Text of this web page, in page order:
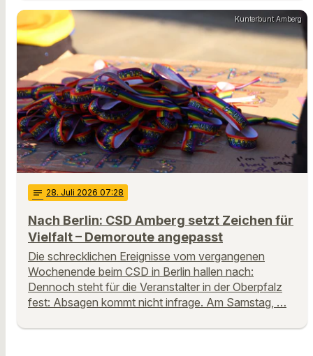
Kunterbunt Amberg
notes 28. Juli 2026 07:28
Nach Berlin: CSD Amberg setzt Zeichen für
Vielfalt – Demoroute angepasst
Die schrecklichen Ereignisse vom vergangenen
Wochenende beim CSD in Berlin hallen nach:
Dennoch steht für die Veranstalter in der Oberpfalz
fest: Absagen kommt nicht infrage. Am Samstag, …